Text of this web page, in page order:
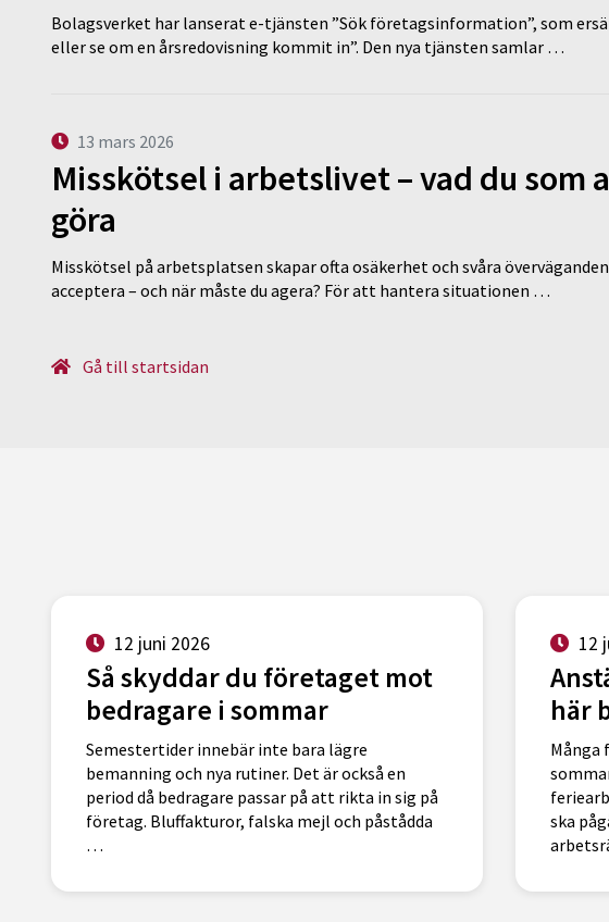
Bolagsverket har lanserat e-tjänsten ”Sök företagsinformation”, som
eller se om en årsredovisning kommit in”. Den nya tjänsten samlar …
13 mars 2026
Misskötsel i arbetslivet – vad du som
göra
Misskötsel på arbetsplatsen skapar ofta osäkerhet och svåra
acceptera – och när måste du agera? För att hantera situationen …
Gå till startsidan
12 juni 2026
Så skyddar du företaget mot
bedragare i sommar
Semestertider innebär inte bara lägre
bemanning och nya rutiner. Det är också en
period då bedragare passar på att rikta in sig på
företag. Bluffakturor, falska mejl och påstådda
…
12
här
Många
ska